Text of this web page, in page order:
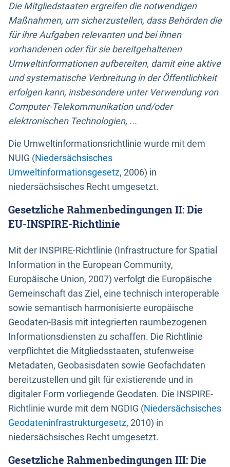
Die Mitgliedstaaten ergreifen die notwendigen
Maßnahmen, um sicherzustellen, dass Behörden die
für ihre Aufgaben relevanten und bei ihnen
vorhandenen oder für sie bereitgehaltenen
Umweltinformationen aufbereiten, damit eine aktive
und systematische Verbreitung in der Öffentlichkeit
erfolgen kann, insbesondere unter Verwendung von
Computer-Telekommunikation und/oder
elektronischen Technologien, ...
Die Umweltinformationsrichtlinie wurde mit dem
NUIG (Niedersächsisches
Umweltinformationsgesetz, 2006) in
niedersächsisches Recht umgesetzt.
Gesetzliche Rahmenbedingungen II: Die
EU-INSPIRE-Richtlinie
Mit der INSPIRE-Richtlinie (Infrastructure for Spatial
Information in the European Community,
Europäische Union, 2007) verfolgt die Europäische
Gemeinschaft das Ziel, eine technisch interoperable
sowie semantisch harmonisierte europäische
Geodaten-Basis mit integrierten raumbezogenen
Informationsdiensten zu schaffen. Die Richtlinie
verpflichtet die Mitgliedsstaaten, stufenweise
Metadaten, Geobasisdaten sowie Geofachdaten
bereitzustellen und gilt für existierende und in
digitaler Form vorliegende Geodaten. Die INSPIRE-
Richtlinie wurde mit dem NGDIG (Niedersächsisches
Geodateninfrastrukturgesetz, 2010) in
niedersächsisches Recht umgesetzt.
Gesetzliche Rahmenbedingungen III: Die